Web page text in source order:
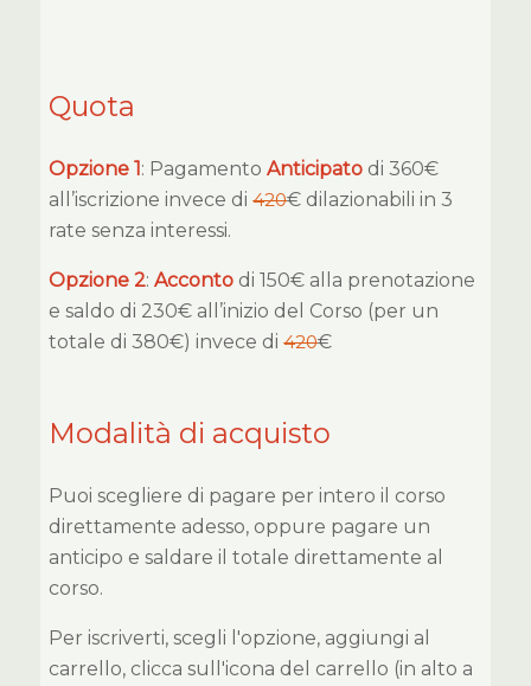
Quota
Opzione 1 : PagamentoAnticipato di 360€
all’iscrizione invece di420€ dilazionabili in 3
rate senza interessi.
Opzione 2:Acconto di 150€ alla prenotazione
e saldo di 230€ all’inizio del Corso (per un
totale di 380€) invece di420€
Modalità di acquisto
Puoi scegliere di pagare per intero il corso
direttamente adesso, oppure pagare un
anticipo e saldare il totale direttamente al
corso.
Per iscriverti, scegli l'opzione, aggiungi al
carrello, clicca sull'icona del carrello (in alto a